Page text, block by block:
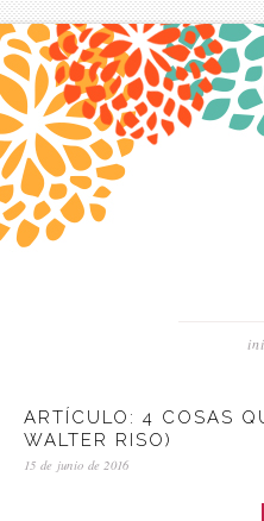
ARTÍCULO: 4 COSAS
WALTER RISO)
15 de junio de 2016